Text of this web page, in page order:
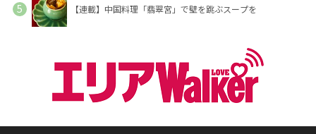
【連載】中国料理「翡翠宮」で壁を跳ぶスープを